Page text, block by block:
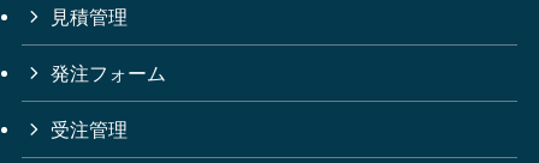
見積管理
発注フォーム
受注管理